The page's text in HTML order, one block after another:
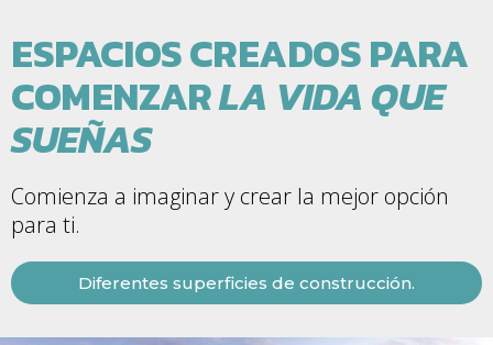
ESPACIOS CREADOS PARA
COMENZARLA VIDA QUE
SUEÑAS
Comienza a imaginar y crear la mejor opción
para ti.
Diferentes superficies de construcción.